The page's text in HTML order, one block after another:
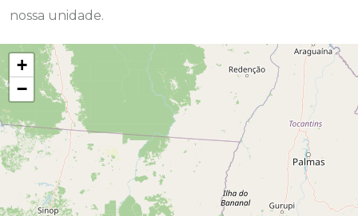
nossa unidade.
+
−